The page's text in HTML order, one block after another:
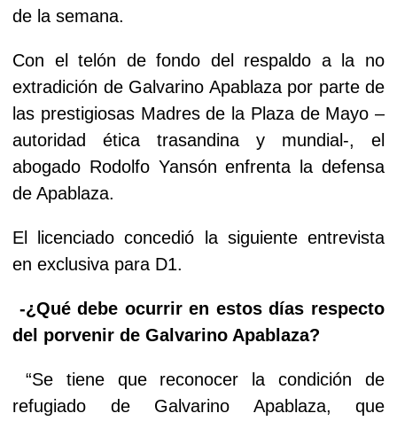
de la semana.
Con el telón de fondo del respaldo a la no
extradición de Galvarino Apablaza por parte de
las prestigiosas Madres de la Plaza de Mayo –
autoridad ética trasandina y mundial-, el
abogado Rodolfo Yansón enfrenta la defensa
de Apablaza.
El licenciado concedió la siguiente entrevista
en exclusiva para D1.
-¿Qué debe ocurrir en estos días respecto
del porvenir de Galvarino Apablaza?
“Se tiene que reconocer la condición de
refugiado de Galvarino Apablaza, que